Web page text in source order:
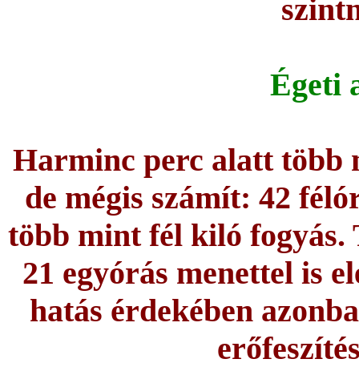
Égeti
Harminc perc alatt több
de mégis számít: 42
több mint fél kiló fogyás.
21 egyórás menettel is
hatás érdekében